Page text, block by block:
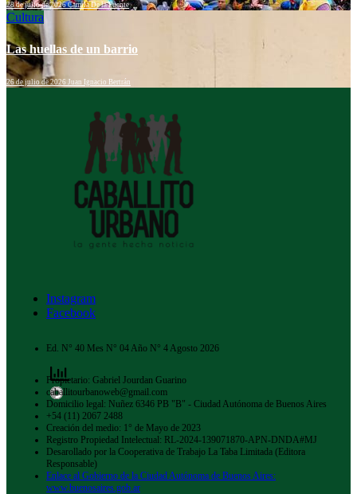
28 de julio de 2026Camila De la Fuente
Cultura
Las huellas de un barrio
26 de julio de 2026 Juan Ignacio Bertrán
Instagram
Facebook
Ed. N° 40 Mes N° 04 Año N° 4 Agosto 2026
Propietario: Gabriel Jourdan Guarino
caballitourbanoweb@gmail.com
Domicilio legal: Nuñez 6346 PB "B" - Ciudad Autónoma de Buenos Aires
+54 (11) 2067 2488
Creación del medio: 1° de Mayo de 2023
Registro Propiedad Intelectual: RL-2024-139071870-APN-DNDA#MJ
Desarollado por la Cooperativa de Trabajo La Taba Limitada (Editora
Responsable)
Enlace al Gobierno de la Ciudad Autónoma de Buenos Aires:
www.buenosaires.gob.ar